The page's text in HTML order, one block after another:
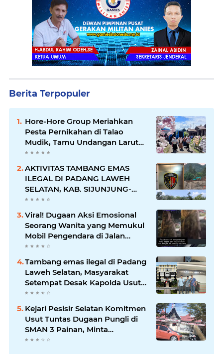
Berita Terpopuler
Hore-Hore Group Meriahkan
Pesta Pernikahan di Talao
Mudik, Tamu Undangan Larut
dalam Suasana Penuh
AKTIVITAS TAMBANG EMAS
ILEGAL DI PADANG LAWEH
SELATAN, KAB. SIJUNJUNG-
SUMBAR SEMAKIN
Viral! Dugaan Aksi Emosional
Seorang Wanita yang Memukul
Mobil Pengendara di Jalan
Khatib Sulaiman
Tambang emas ilegal di Padang
Laweh Selatan, Masyarakat
Setempat Desak Kapolda Usut
Tuntas
Kejari Pesisir Selatan Komitmen
Usut Tuntas Dugaan Pungli di
SMAN 3 Painan, Minta
Inspektorat Sumbar Lakukan